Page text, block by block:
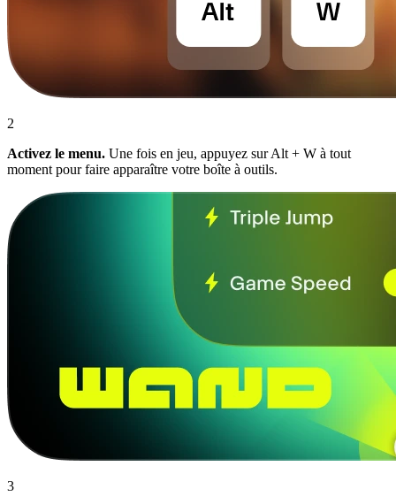
2
Activez le menu. Une fois en jeu, appuyez sur Alt + W à tout
moment pour faire apparaître votre boîte à outils.
3